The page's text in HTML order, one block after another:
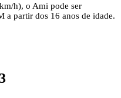
h), o Ami pode ser
a partir dos 16 anos de idade.